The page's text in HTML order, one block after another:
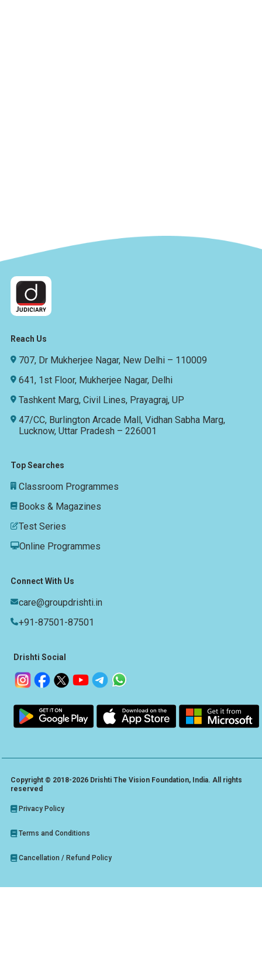
Reach Us
707, Dr Mukherjee Nagar, New Delhi – 110009
641, 1st Floor, Mukherjee Nagar, Delhi
Tashkent Marg, Civil Lines, Prayagraj, UP
47/CC, Burlington Arcade Mall, Vidhan Sabha Marg,
Lucknow, Uttar Pradesh – 226001
Top Searches
Classroom Programmes
Books & Magazines
Test Series
Online Programmes
Connect With Us
care@groupdrishti.in
+91-87501-87501
Drishti Social
Copyright © 2018-2026 Drishti The Vision Foundation, India. All rights
reserved
Privacy Policy
Terms and Conditions
Cancellation / Refund Policy